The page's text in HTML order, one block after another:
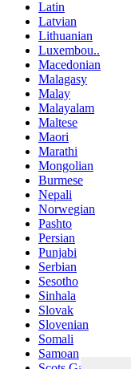
Latin
Latvian
Lithuanian
Luxembou..
Macedonian
Malagasy
Malay
Malayalam
Maltese
Maori
Marathi
Mongolian
Burmese
Nepali
Norwegian
Pashto
Persian
Punjabi
Serbian
Sesotho
Sinhala
Slovak
Slovenian
Somali
Samoan